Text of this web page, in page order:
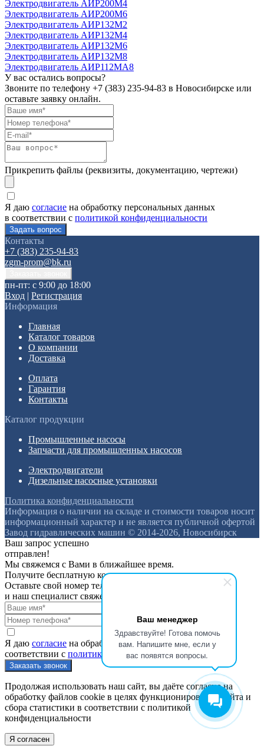
Ваш менеджер
Здравствуйте! Готова помочь
вам. Напишите мне, если у
вас появятся вопросы.
Электродвигатель АИР200М4
Электродвигатель АИР200М6
Электродвигатель АИР132М2
Электродвигатель АИР132М4
Электродвигатель АИР132М6
Электродвигатель АИР132М8
Электродвигатель АИР112МА8
У вас остались вопросы?
Звоните по телефону +7 (383) 235-94-83 в Новосибирске или
оставьте заявку онлайн.
Прикрепить файлы (реквизиты, документацию, чертежи)
Я даю согласие на обработку персональных данных
в соответствии с политикой конфиденциальности
Контакты
+7 (383) 235-94-83
zgm-prom@bk.ru
пн-пт: с 9:00 до 18:00
Вход | Регистрация
Информация
Главная
Каталог товаров
О компании
Доставка
Оплата
Гарантия
Контакты
Каталог продукции
Промышленные насосы
Запчасти для промышленных насосов
Электродвигатели
Дизельные насосные установки
Политика конфиденциальности
Информация о наличии на складе и стоимости товаров носит
информационный характер и не является публичной офертой
Завод гидравлических машин © 2014-2026, Новосибирск
Ваш запрос успешно
отправлен!
Мы свяжемся с Вами в ближайшее время.
Получите бесплатную консультацию
Оставьте свой номер телефона
и наш специалист свяжется с вами
Я даю согласие на обработку персональных данных в
соответствии с политикой конфиденциальности
Продолжая использовать наш сайт, вы даёте согласие на
обработку файлов cookie в целях функционирования сайта и
сбора статистики в соответствии с политикой
конфиденциальности
Я согласен